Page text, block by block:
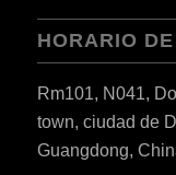
HORARIO
Rm101, N041,
town, ciudad de
Guangdong,